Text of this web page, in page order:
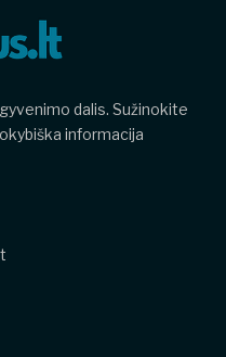
dalis. Sužinokite
informacija